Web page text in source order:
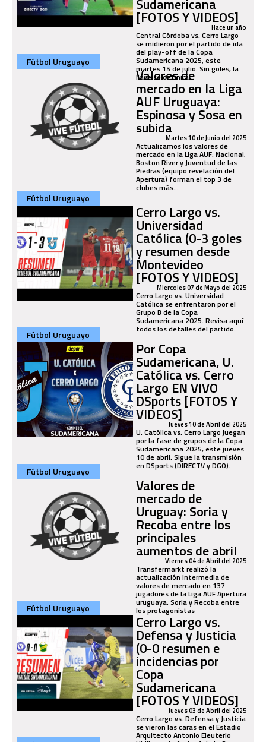
[FOTOS Y VIDEOS]
Hace un año
Central Córdoba vs. Cerro Largo
se midieron por el partido de ida
del play-off de la Copa
Sudamericana 2025, este
martes 15 de julio. Sin goles, la
llave se definirá...
Fútbol Uruguayo
Valores de
mercado en la Liga
AUF Uruguaya:
Espinosa y Sosa en
subidaMartes 10 de Junio del 2025
Actualizamos los valores de
mercado en la Liga AUF: Nacional,
Boston River y Juventud de las
Piedras (equipo revelación del
Apertura) forman el top 3 de
clubes más...
Fútbol Uruguayo
Cerro Largo vs.
Universidad
Católica (0-3 goles
y resumen desde
Montevideo
[FOTOS Y VIDEOS]
Miercoles 07 de Mayo del 2025
Cerro Largo vs. Universidad
Católica se enfrentaron por el
Grupo B de la Copa
Sudamericana 2025. Revisa aquí
todos los detalles del partido.
Fútbol Uruguayo
Por Copa
Sudamericana, U.
Católica vs. Cerro
Largo EN VIVO
DSports [FOTOS Y
VIDEOS]Jueves 10 de Abril del 2025
U. Católica vs. Cerro Largo juegan
por la fase de grupos de la Copa
Sudamericana 2025, este jueves
10 de abril. Sigue la transmisión
en DSports (DIRECTV y DGO).
Fútbol Uruguayo
Valores de
mercado de
Uruguay: Soria y
Recoba entre los
principales
aumentos de abril
Viernes 04 de Abril del 2025
Transfermarkt realizó la
actualización intermedia de
valores de mercado en 137
jugadores de la Liga AUF Apertura
uruguaya. Soria y Recoba entre
los protagonistas
Fútbol Uruguayo
Cerro Largo vs.
Defensa y Justicia
(0-0 resumen e
incidencias por
Copa
Sudamericana
[FOTOS Y VIDEOS]
Jueves 03 de Abril del 2025
Cerro Largo vs. Defensa y Justicia
se vieron las caras en el Estadio
Arquitecto Antonio Eleuterio